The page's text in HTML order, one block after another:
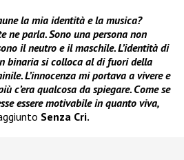
la mia identità e la musica?
ne parla. Sono una persona non
il neutro e il maschile. L’identità di
binaria si colloca al di fuori della
L’innocenza mi portava a vivere e
c’era qualcosa da spiegare. Come se
essere motivabile in quanto viva,
Senza Cri.